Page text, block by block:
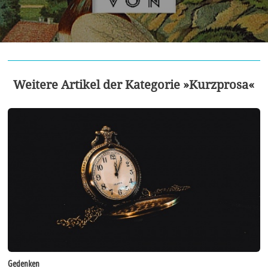
Weitere Artikel der Kategorie »Kurzprosa«
Gedenken